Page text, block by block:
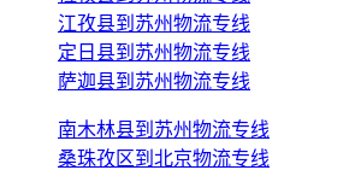
江孜县到苏州物流专线
定日县到苏州物流专线
萨迦县到苏州物流专线
南木林县到苏州物流专线
桑珠孜区到北京物流专线